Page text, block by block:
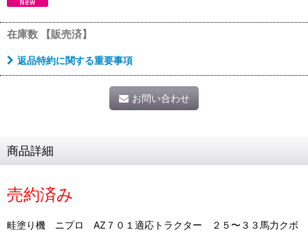
在庫数 【販売済】
返品特約に関する重要事項
お問い合わせ
商品詳細
売約済み
畦塗り機 ニプロ AZ７０１適応トラクター ２５〜３３馬力クボ